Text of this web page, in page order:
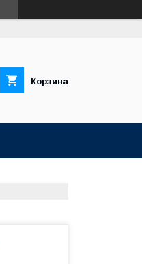
Корзина